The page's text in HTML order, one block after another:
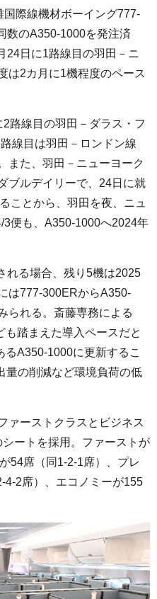
際線機材ボーイング777-
数のA350-1000を発注済
24日に1路線目の羽田－ニ
は2カ月に1機程度のペース
路線目の羽田－ダラス・フ
線目は羽田－ロンドン線
また、羽田－ニューヨーク
ブルデイリーで、24日に就
ことから、羽田を夜、ニュ
便も、A350-1000へ2024年
る場合、残り5機は2025
は777-300ERからA350-
られる。斎藤専務による
も踏まえた導入ペースだと
A350-1000に更新するこ
量の削減など環境負荷の低
ーストクラスとビジネス
ートを採用。ファーストが
54席（同1-2-1席）、プレ
4-2席）、エコノミーが155